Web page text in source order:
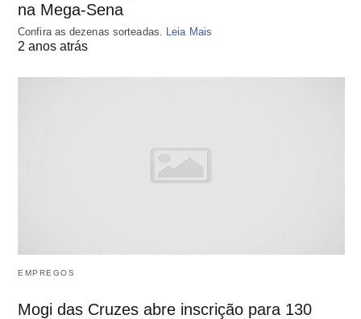
na Mega-Sena
Confira as dezenas sorteadas. Leia Mais
2 anos atrás
EMPREGOS
Mogi das Cruzes abre inscrição para 130